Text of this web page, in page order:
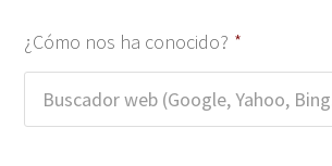
¿Cómo nos ha conocido? *